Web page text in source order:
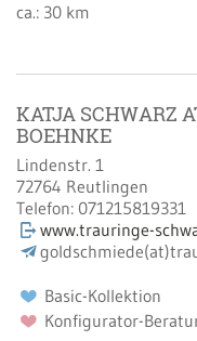
ca.: 30 km
KATJA SCHWARZ
BOEHNKE
Lindenstr. 1
72764 Reutlingen
Telefon: 071215819331
www.trauringe-
Basic-Kollektion
Konfigurator-